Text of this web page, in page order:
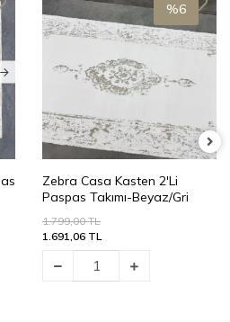
Zebra Casa Kasten 2'Li
Paspas Takımı-Beyaz/Gri
1.799,00 TL
1.691,06 TL
%6